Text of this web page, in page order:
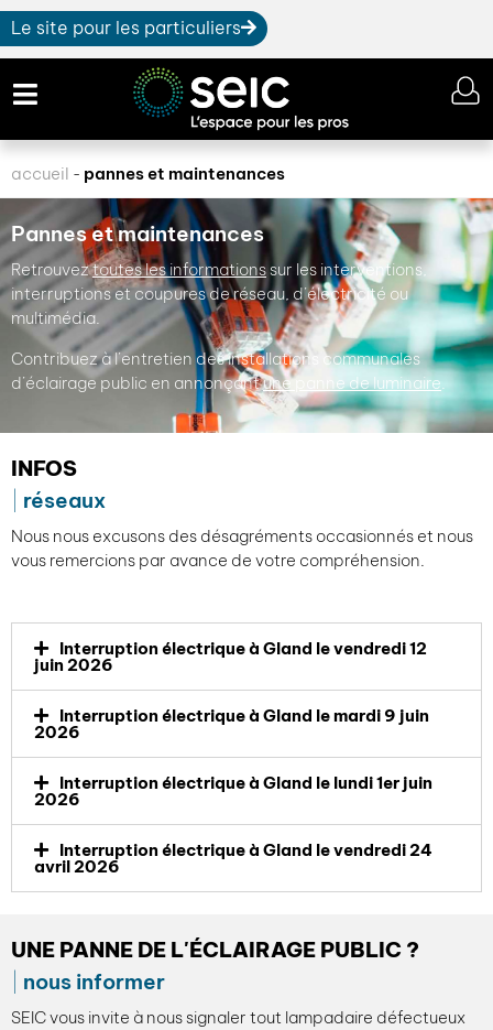
Le site pour les particuliers
accueil - pannes et maintenances
Pannes et maintenances
Retrouveztoutes les informationssur les interventions,
interruptions et coupures de réseau, d’électricité ou
multimédia.
Contribuez à l’entretien des installations communales
d’éclairage public en annonçantune panne de luminaire
INFOS
réseaux
Nous nous excusons des désagréments occasionnés et nous
vous remercions par avance de votre compréhension.
Interruption électrique à Gland le vendredi 12
juin 2026
Interruption électrique à Gland le mardi 9 juin
2026
Interruption électrique à Gland le lundi 1er juin
2026
Interruption électrique à Gland le vendredi 24
avril 2026
UNE PANNE DE L'ÉCLAIRAGE PUBLIC ?
nous informer
SEIC vous invite à nous signaler tout lampadaire défectueux